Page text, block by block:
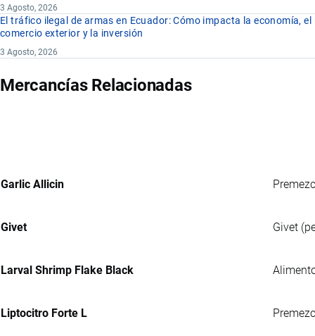
3 Agosto, 2026
El tráfico ilegal de armas en Ecuador: Cómo impacta la economía, el
comercio exterior y la inversión
3 Agosto, 2026
Mercancías Relacionadas
Garlic Allicin
Givet Givet
Larval Shrimp Flake Black
Liptocitro Forte L